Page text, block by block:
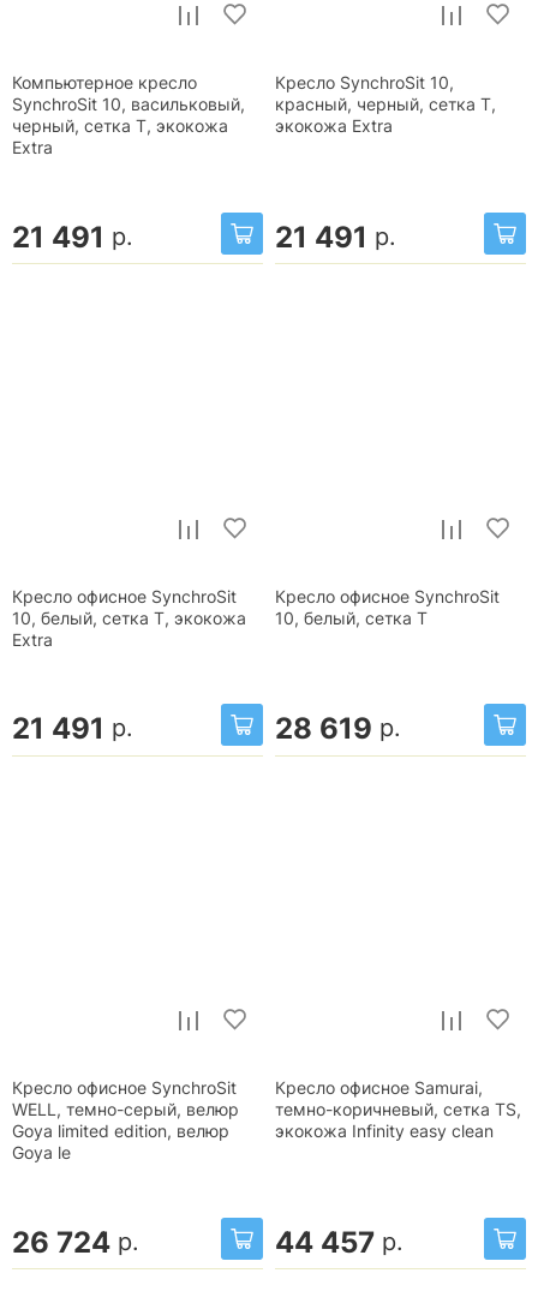
Компьютерное кресло
SynchroSit 10, васильковый,
черный, сетка T, экокожа
Extra
21 491 р.
Кресло SynchroSit 10,
красный, черный, сетка T,
экокожа Extra
21 491 р.
Кресло офисное SynchroSit
10, белый, сетка T, экокожа
Extra
21 491 р.
Кресло офисное SynchroSit
10, белый, сетка T
28 619 р.
Кресло офисное SynchroSit
WELL, темно-серый, велюр
Goya limited edition, велюр
Goya le
26 724 р.
Кресло офисное Samurai,
темно-коричневый, сетка TS,
экокожа Infinity easy clean
44 457 р.